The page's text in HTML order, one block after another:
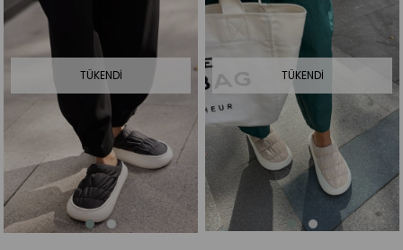
TÜKENDI TÜKENDI